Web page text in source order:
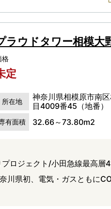
ラウドタワー相模大
格
定
所在地
神奈川県相模原市南
目4009番45（地番）
有面積 32.66～73.80m2
ロジェクト/小田急線最高層
川県初、電気・ガスともに